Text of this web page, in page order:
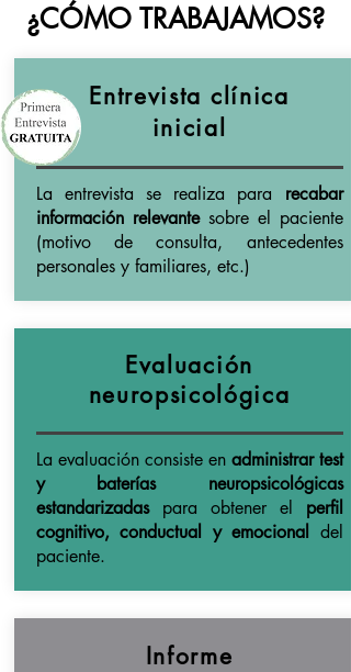
¿CÓMO TRABAJAMOS?
Entrevista clínica
inicial
La entrevista se realiza para recabar
información relevantesobre el paciente
(motivo de consulta, antecedentes
personales y familiares, etc.)
Evaluación
neuropsicológica
La evaluación consiste en administrar test
y baterías neuropsicológicas
estandarizadaspara obtener el perfil
cognitivo, conductual y emocional
del
paciente.
Informe